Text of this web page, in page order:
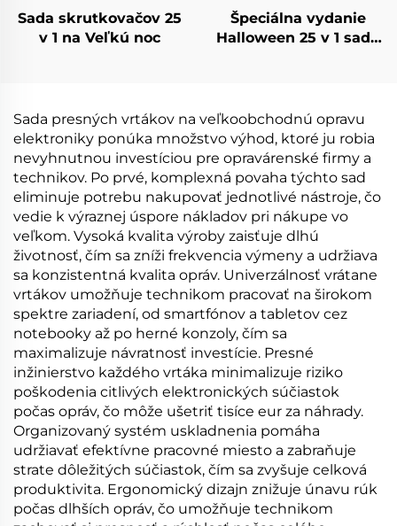
Sada skrutkovačov 25
v 1 na Veľkú noc
Špeciálna vydanie
Halloween 25 v 1 sada
Sada presných vrtákov na veľkoobchodnú opravu
elektroniky ponúka množstvo výhod, ktoré ju robia
nevyhnutnou investíciou pre opravárenské firmy a
technikov. Po prvé, komplexná povaha týchto sad
eliminuje potrebu nakupovať jednotlivé nástroje, čo
vedie k výraznej úspore nákladov pri nákupe vo
veľkom. Vysoká kvalita výroby zaisťuje dlhú
životnosť, čím sa zníži frekvencia výmeny a udržiava
sa konzistentná kvalita opráv. Univerzálnosť vrátane
vrtákov umožňuje technikom pracovať na širokom
spektre zariadení, od smartfónov a tabletov cez
notebooky až po herné konzoly, čím sa
maximalizuje návratnosť investície. Presné
inžinierstvo každého vrtáka minimalizuje riziko
poškodenia citlivých elektronických súčiastok
počas opráv, čo môže ušetriť tisíce eur za náhrady.
Organizovaný systém uskladnenia pomáha
udržiavať efektívne pracovné miesto a zabraňuje
strate dôležitých súčiastok, čím sa zvyšuje celková
produktivita. Ergonomický dizajn znižuje únavu rúk
počas dlhších opráv, čo umožňuje technikom